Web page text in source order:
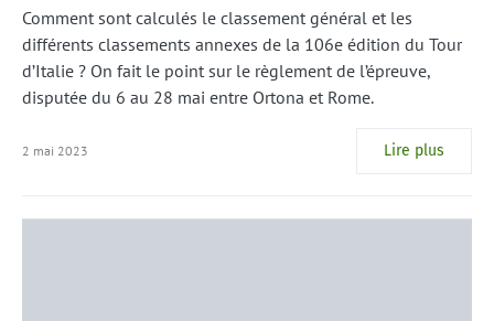
Comment sont calculés le classement général et les
différents classements annexes de la 106e édition du Tour
d’Italie ? On fait le point sur le règlement de l’épreuve,
disputée du 6 au 28 mai entre Ortona et Rome.
2 mai 2023 Lire plus